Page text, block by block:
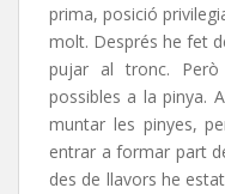
prima, posició
molt. Després he fet
pujar al tronc.
possibles a la pinya.
muntar les pinyes,
entrar a formar part
des de llavors he